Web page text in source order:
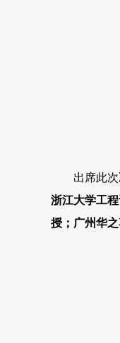
出席此次
浙江大学工
授； 广州华